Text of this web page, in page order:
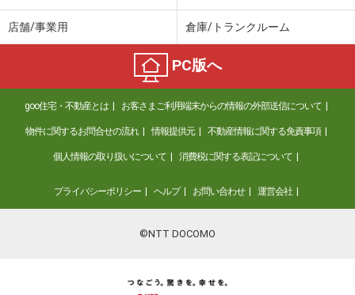
店舗/事業用 倉庫/トランクルーム
PC版へ
goo住宅・不動産とは お客さまご利用端末からの情報の外部送信について
物件に関するお問合せの流れ 情報提供元 不動産情報に関する免責事項
個人情報の取り扱いについて 消費税に関する表記について
プライバシーポリシー ヘルプ お問い合わせ 運営会社
©NTT DOCOMO